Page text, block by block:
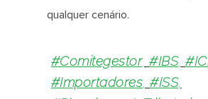
qualquer cenário.
#comitegestor,#IBS,
#importadores ,#ISS,